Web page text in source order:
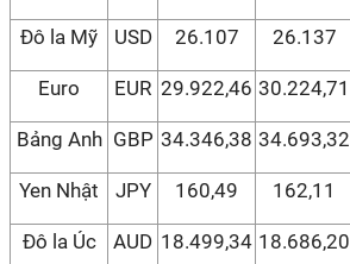
Đô la Mỹ USD 26.107 26.137
Euro EUR 29.922,46 30.224,71
Bảng Anh GBP 34.346,38 34.693,32
Yen Nhật JPY 160,49 162,11
Đô la Úc AUD 18.499,34 18.686,20